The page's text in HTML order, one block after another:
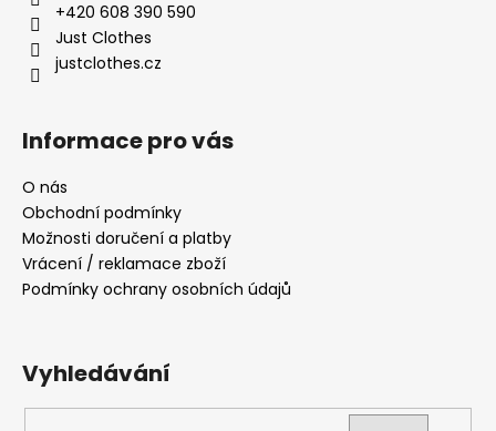
+420 608 390 590
Just Clothes
justclothes.cz
Informace pro vás
O nás
Obchodní podmínky
Možnosti doručení a platby
Vrácení / reklamace zboží
Podmínky ochrany osobních údajů
Vyhledávání